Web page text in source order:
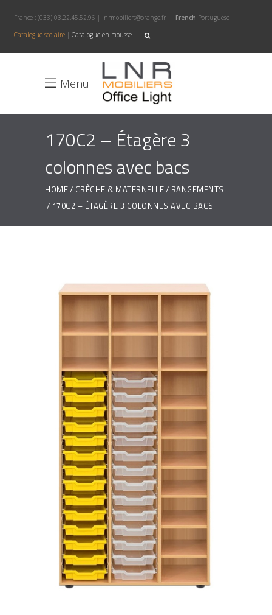
France : (033) 03.22.45.52.96 | lnrmobiliers@orange.fr | French Portuguese
Catalogue scolaire | Catalogue en mousse
Menu
170C2 – Étagère 3
colonnes avec bacs
HOME CRÈCHE & MATERNELLE
RANGEMENTS
170C2 – ÉTAGÈRE 3 COLONNES AVEC BACS